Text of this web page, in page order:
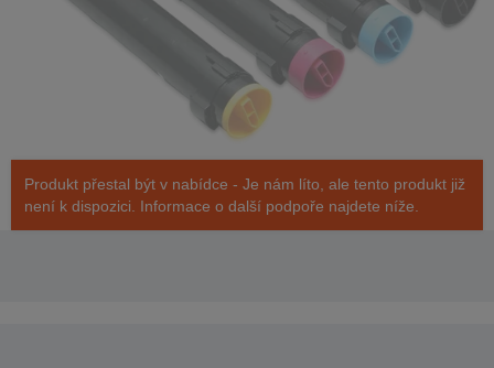
Produkt přestal být v nabídce - Je nám líto, ale tento produkt již
není k dispozici. Informace o další podpoře najdete níže.